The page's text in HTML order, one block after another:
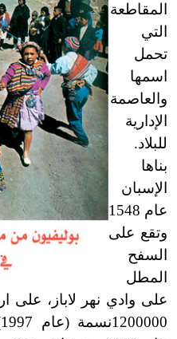
المقاطعة
التي
تحمل
اسمها
والعاصمة
الإدارية
للبلاد.
بناها
الإسبان
عام 1548
وتقع على
السفح
المطل